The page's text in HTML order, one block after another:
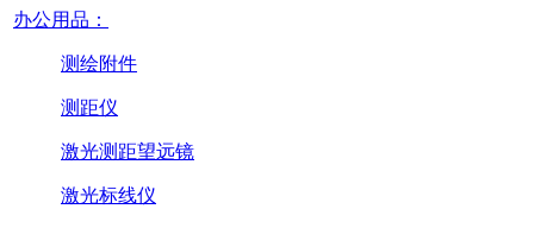
办公用品：
测绘附件
测距仪
激光测距望远镜
激光标线仪